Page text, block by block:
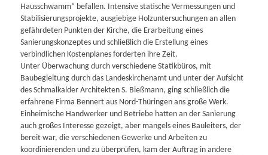
Hausschwamm“ befallen. Intensive statische Vermessungen und
Stabilisierungsprojekte, ausgiebige Holzuntersuchungen an allen
gefährdeten Punkten der Kirche, die Erarbeitung eines
Sanierungskonzeptes und schließlich die Erstellung eines
verbindlichen Kostenplanes forderten ihre Zeit.
Unter Überwachung durch verschiedene Statikbüros, mit
Baubegleitung durch das Landeskirchenamt und unter der Aufsicht
des Schmalkalder Architekten S. Bießmann, ging schließlich die
erfahrene Firma Bennert aus Nord-Thüringen ans große Werk.
Einheimische Handwerker und Betriebe hatten an der Sanierung
auch großes Interesse gezeigt, aber mangels eines Bauleiters, der
bereit war, die verschiedenen Gewerke und Arbeiten zu
koordinierenden und zu überprüfen, kam der Auftrag in andere